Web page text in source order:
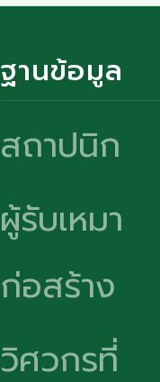
ฐานข้อมูล
สถาปนิก
ผู้รับเหมา
ก่อสร้าง
วิศวกรที่